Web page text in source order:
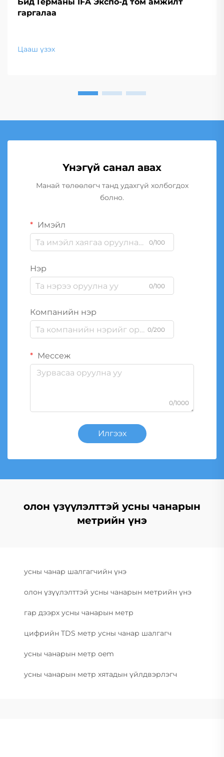
Бид Германы IFA Экспо-д том амжилт
гаргалаа
Цааш үзэх
Үнэгүй санал авах
Манай төлөөлөгч танд удахгүй холбогдох
болно.
Имэйл
0/100
Нэр
0/100
Компанийн нэр
0/200
Мессеж
0/1000
Илгээх
олон үзүүлэлттэй усны чанарын
метрийн үнэ
усны чанар шалгагчийн үнэ
олон үзүүлэлттэй усны чанарын метрийн үнэ
гар дээрх усны чанарын метр
цифрийн TDS метр усны чанар шалгагч
усны чанарын метр oem
усны чанарын метр хятадын үйлдвэрлэгч